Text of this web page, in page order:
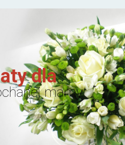
dla
mamy